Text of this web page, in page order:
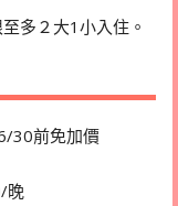
多２大1小入住。
30前免加價
晚